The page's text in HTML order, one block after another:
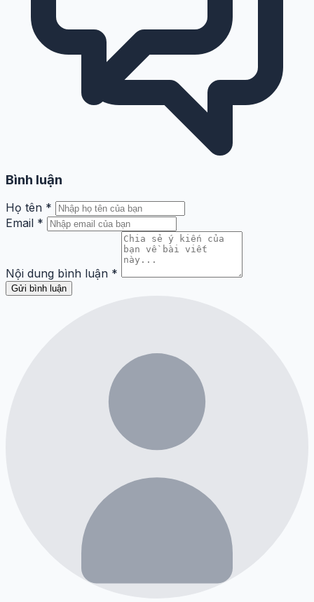
Bình luận
Họ tên *
Email *
Nội dung bình luận *
Gửi bình luận